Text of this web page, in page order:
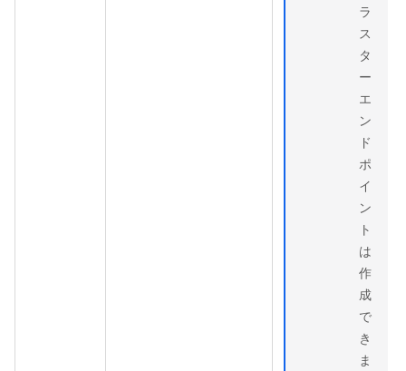
ラ
ス
タ
ー
エ
ン
ド
ポ
イ
ン
ト
は
作
成
で
き
ま